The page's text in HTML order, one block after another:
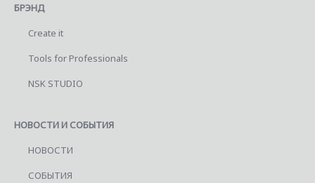
БРЭНД
Create it
Tools for Professionals
NSK STUDIO
НОВОСТИ И СОБЫТИЯ
НОВОСТИ
СОБЫТИЯ